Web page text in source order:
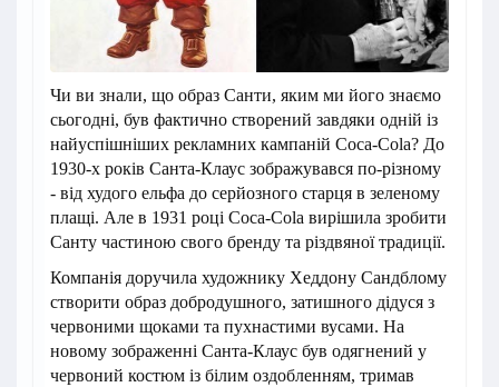
Чи ви знали, що образ Санти, яким ми його знаємо
сьогодні, був фактично створений завдяки одній із
найуспішніших рекламних кампаній Coca-Cola? До
1930-х років Санта-Клаус зображувався по-різному
- від худого ельфа до серйозного старця в зеленому
плащі. Але в 1931 році Coca-Cola вирішила зробити
Санту частиною свого бренду та різдвяної традиції.
Компанія доручила художнику Хеддону Сандблому
створити образ добродушного, затишного дідуся з
червоними щоками та пухнастими вусами. На
новому зображенні Санта-Клаус був одягнений у
червоний костюм із білим оздобленням, тримав